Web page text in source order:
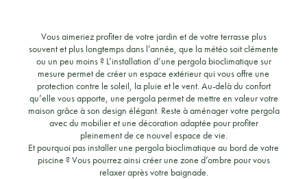
Vous aimeriez profiter de votre jardin et de votre terrasse plus
souvent et plus longtemps dans l’année, que la météo soit clémente
ou un peu moins ? L’installation d’une pergola bioclimatique sur
mesure permet de créer un espace extérieur qui vous offre une
protection contre le soleil, la pluie et le vent. Au-delà du confort
qu’elle vous apporte, une pergola permet de mettre en valeur votre
maison grâce à son design élégant. Reste à aménager votre pergola
avec du mobilier et une décoration adaptée pour profiter
pleinement de ce nouvel espace de vie.
Et pourquoi pas installer une pergola bioclimatique au bord de votre
piscine ? Vous pourrez ainsi créer une zone d’ombre pour vous
relaxer après votre baignade.